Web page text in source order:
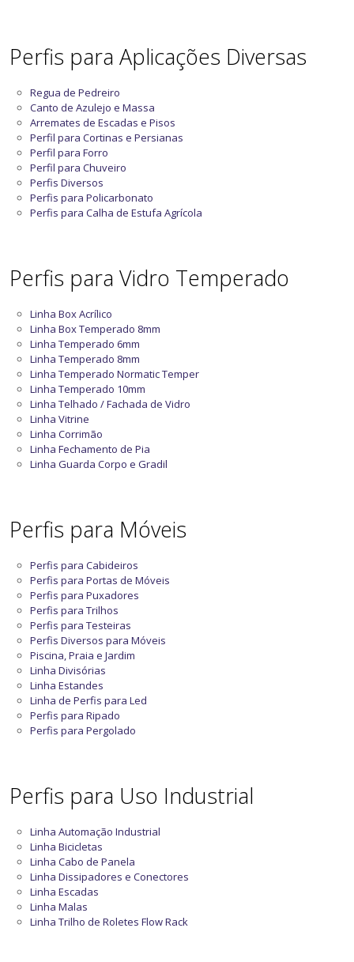
Perfis para Aplicações Diversas
Regua de Pedreiro
Canto de Azulejo e Massa
Arremates de Escadas e Pisos
Perfil para Cortinas e Persianas
Perfil para Forro
Perfil para Chuveiro
Perfis Diversos
Perfis para Policarbonato
Perfis para Calha de Estufa Agrícola
Perfis para Vidro Temperado
Linha Box Acrílico
Linha Box Temperado 8mm
Linha Temperado 6mm
Linha Temperado 8mm
Linha Temperado Normatic Temper
Linha Temperado 10mm
Linha Telhado / Fachada de Vidro
Linha Vitrine
Linha Corrimão
Linha Fechamento de Pia
Linha Guarda Corpo e Gradil
Perfis para Móveis
Perfis para Cabideiros
Perfis para Portas de Móveis
Perfis para Puxadores
Perfis para Trilhos
Perfis para Testeiras
Perfis Diversos para Móveis
Piscina, Praia e Jardim
Linha Divisórias
Linha Estandes
Linha de Perfis para Led
Perfis para Ripado
Perfis para Pergolado
Perfis para Uso Industrial
Linha Automação Industrial
Linha Bicicletas
Linha Cabo de Panela
Linha Dissipadores e Conectores
Linha Escadas
Linha Malas
Linha Trilho de Roletes Flow Rack